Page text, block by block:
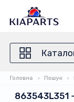
Головна Пошук